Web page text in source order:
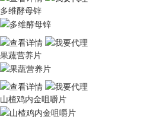
多维酵母锌
果蔬营养片
山楂鸡内金咀嚼片